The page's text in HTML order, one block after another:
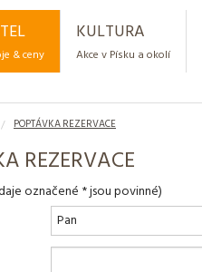
& ceny
KULTURA
Akce v Písku a okolí
POPTÁVKA REZERVACE
REZERVACE
označené * jsou povinné)